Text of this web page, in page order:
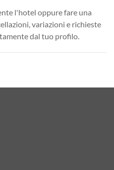
l'hotel oppure fare una
variazioni e richieste
dal tuo profilo.